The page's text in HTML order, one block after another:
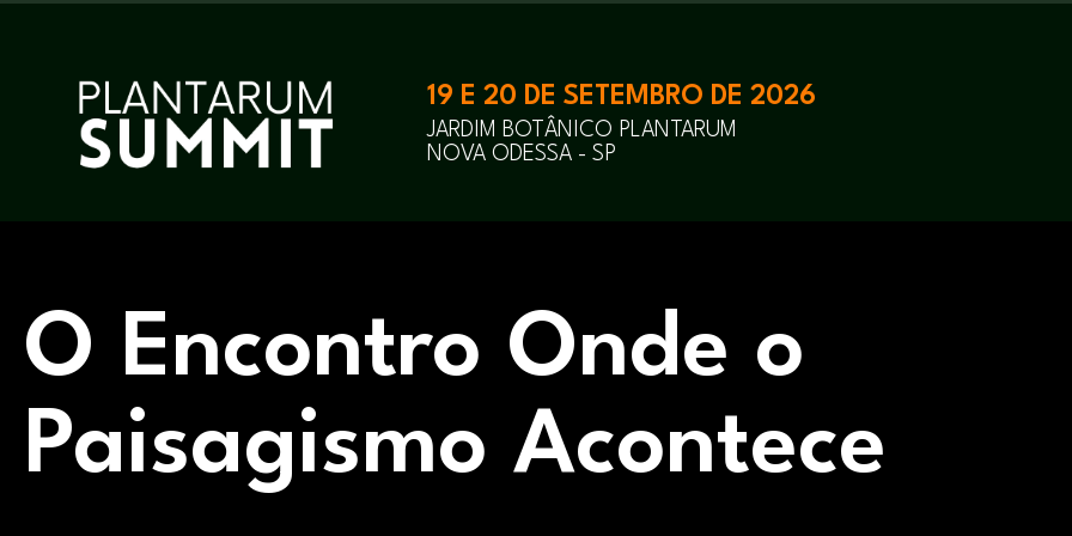
19 E 20 DE SETEMBRO DE 2026
JARDIM BOTÂNICO PLANTARUM
NOVA ODESSA - SP
O Encontro Onde o
Paisagismo Acontece